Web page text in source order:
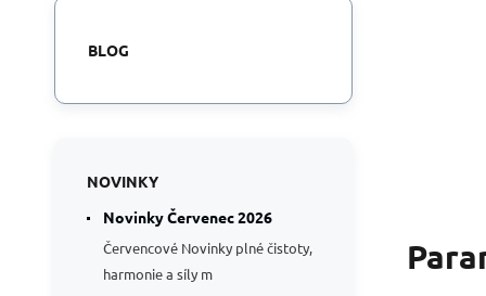
BLOG
NOVINKY
Novinky Červenec 2026
Červencové Novinky plné čistoty,
harmonie a síly m